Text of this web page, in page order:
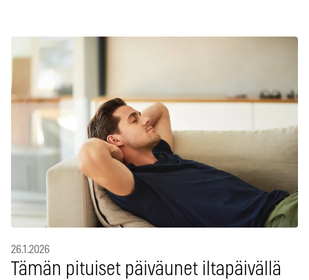
26.1.2026
Tämän pituiset päiväunet iltapäivällä